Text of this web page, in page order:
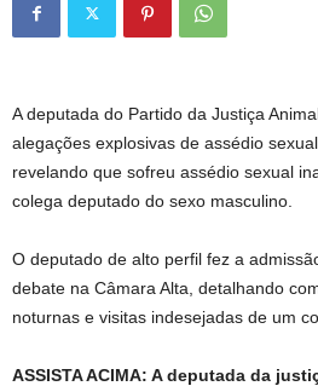
A deputada do Partido da Justiça
alegações explosivas de assédio
revelando que sofreu assédio sexual
colega deputado do sexo masculino.
O deputado de alto perfil fez a
debate na Câmara Alta, detalhando
noturnas e visitas indesejadas de um
ASSISTA ACIMA: A deputada da